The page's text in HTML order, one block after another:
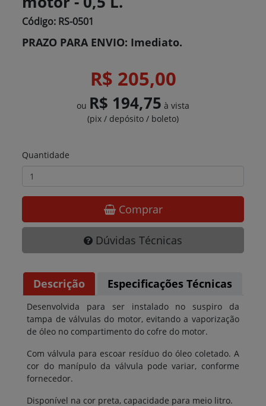
Código: RS-0501
PRAZO PARA ENVIO: Imediato.
R$ 205,00
ou R$ 194,75 à vista
(pix / depósito / boleto)
Quantidade
Comprar
Dúvidas Técnicas
Descrição Especificações Técnicas
Desenvolvida para ser instalado no suspiro da
tampa de válvulas do motor, evitando a vaporização
de óleo no compartimento do cofre do motor.
Com válvula para escoar resíduo do óleo coletado. A
cor do manípulo da válvula pode variar, conforme
fornecedor.
Disponível na cor preta, capacidade para meio litro.